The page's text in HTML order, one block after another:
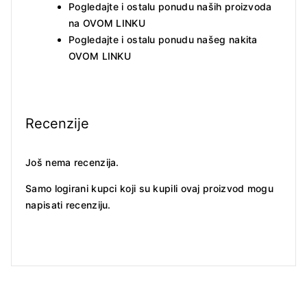
Pogledajte i ostalu ponudu naših proizvoda
na OVOM LINKU
Pogledajte i ostalu ponudu našeg nakita
OVOM LINKU
Recenzije
Još nema recenzija.
Samo logirani kupci koji su kupili ovaj proizvod mogu
napisati recenziju.